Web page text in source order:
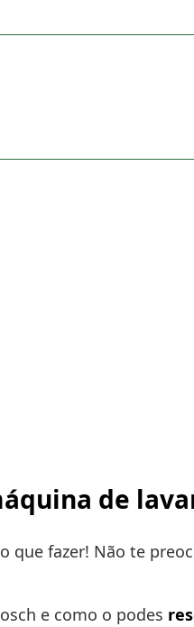
de
que fazer! Não te
e como o podes